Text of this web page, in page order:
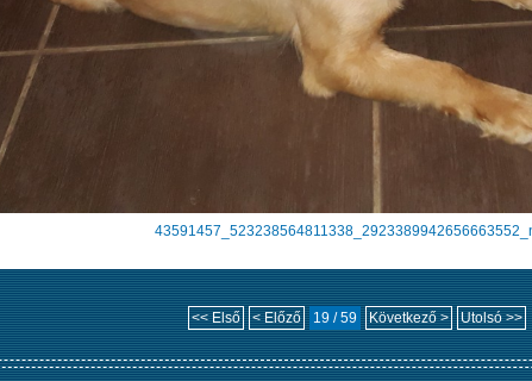
<< Első < Előző 19 / 59 Következő > Utolsó >>